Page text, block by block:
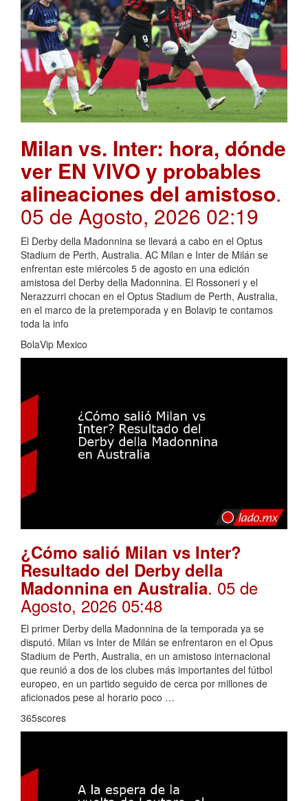
Milan vs. Inter: hora, dónde
ver EN VIVO y probables
alineaciones del amistoso.
05 de Agosto, 2026 02:19
El Derby della Madonnina se llevará a cabo en el Optus
Stadium de Perth, Australia. AC Milan e Inter de Milán se
enfrentan este miércoles 5 de agosto en una edición
amistosa del Derby della Madonnina. El Rossoneri y el
Nerazzurri chocan en el Optus Stadium de Perth, Australia,
en el marco de la pretemporada y en Bolavip te contamos
toda la info
BolaVip Mexico
¿Cómo salió Milan vs Inter?
Resultado del Derby della
Madonnina en Australia. 05 de
Agosto, 2026 05:48
El primer Derby della Madonnina de la temporada ya se
disputó. Milan vs Inter de Milán se enfrentaron en el Opus
Stadium de Perth, Australia, en un amistoso internacional
que reunió a dos de los clubes más importantes del fútbol
europeo, en un partido seguido de cerca por millones de
aficionados pese al horario poco …
365scores